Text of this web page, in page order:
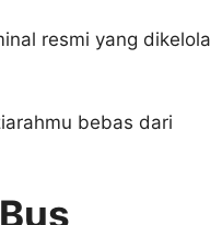
resmi yang dikelola
bebas dari